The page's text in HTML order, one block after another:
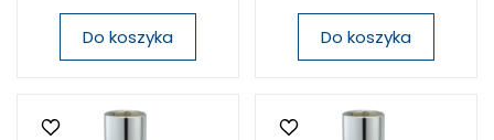
Do koszyka Do koszyka